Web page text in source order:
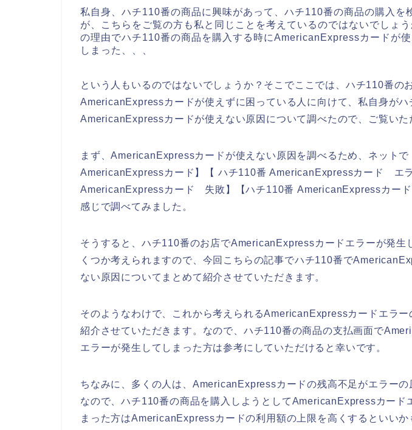
私自身、ハチ110番の商品に興味があって、ハチ110番の商品の購入を
が、こちらをご覧の方も私と同じことを考えているのではないでしょ
の理由でハチ110番の商品を購入する時にAmericanExpressカードが
しまった、、、
という人もいるのではないでしょうか？そこでここでは、ハチ110番の
AmericanExpressカードが使えずに困っている人に向けて、私自身がハ
AmericanExpressカードが使えない原因について調べたので、ご覧いた
まず、AmericanExpressカードが使えない原因を調べるため、ネットで
AmericanExpressカード】【 ハチ110番 AmericanExpressカード エ
AmericanExpressカード 失敗】【ハチ110番 AmericanExpressカー
感じで調べてみました。
そうすると、ハチ110番のお店でAmericanExpressカードエラーが発生
くつか考えられますので、今回こちらの記事でハチ110番で
ない原因についてまとめて紹介させていただきます。
そのようなわけで、これから考えられるAmericanExpressカードエラー
紹介させていただきます。なので、ハチ110番の商品の支払画面で
エラーが発生してしまった方は参考にしていただけると幸いです。
ちなみに、多くの人は、AmericanExpressカードの残高不足がエラーの
なので、ハチ110番の商品を購入しようとしてAmericanExpressカード
まった方はAmericanExpressカードの利用額の上限を高くするといいか